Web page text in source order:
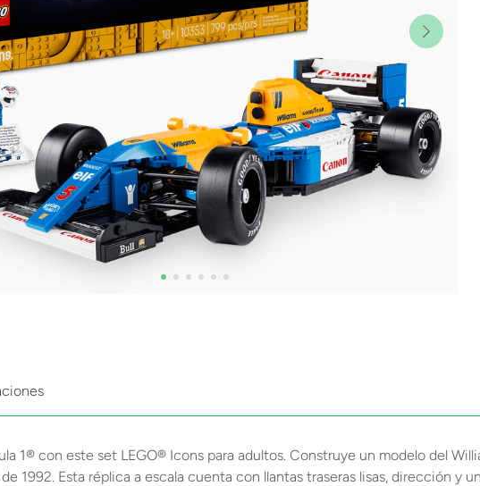
1® con este set LEGO® Icons para adultos. Construye un modelo del
1992. Esta réplica a escala cuenta con llantas traseras lisas, dirección y